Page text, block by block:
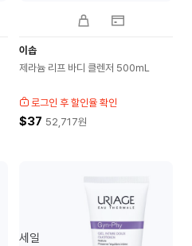
이솝
제라늄 리프 바디 클렌저 500mL
로그인 후 할인율 확인
$37 52,717원
세일